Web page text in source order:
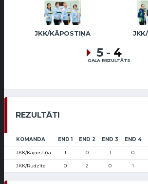
JKK/KĀPOSTIŅA
5 - 4
GALA REZULTĀTS
REZULTĀTI
KOMANDA END 1 END 2 END 3 END 4
JKK/Kāpostiņa 1 0 1 0
JKK/Rudzīte 0 2 0 1